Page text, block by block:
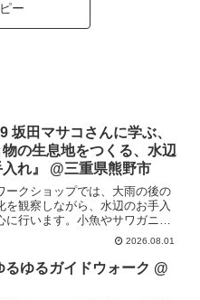
ー
坂田マサコさんに学ぶ、
物の生息地をつくる、水辺
れ』 @三重県熊野市
ークショップでは、大雨の後の
を観察しながら、水辺のお手入
に行います。小魚やサワガニ
で、水の流れが緩やかな場所に
ってきます。生き物たちの生息
ように、水の流れをできるだけ
ることを意識しながら、一緒に
でいければと思います。
2026.08.01
るゆるガイドウォーク @